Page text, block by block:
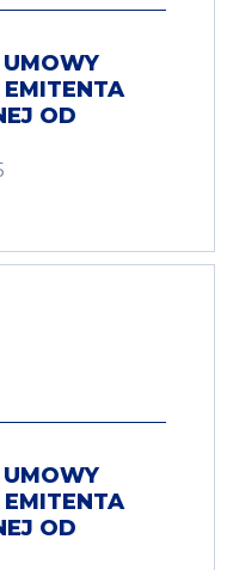
EMITENTA
OD
EMITENTA
OD